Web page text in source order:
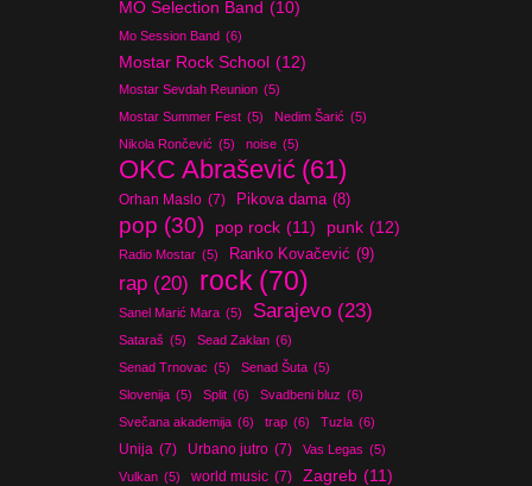
MO Selection Band (10)
Mo Session Band (6)
Mostar Rock School (12)
Mostar Sevdah Reunion (5)
Mostar Summer Fest (5) Nedim Šarić (5)
Nikola Rončević (5) noise (5)
OKC Abrašević (61)
Orhan Maslo (7) Pikova dama (8)
pop (30) pop rock (11) punk (12)
Radio Mostar (5) Ranko Kovačević (9)
rap (20) rock (70)
Sanel Marić Mara (5) Sarajevo (23)
Sataraš (5) Sead Zaklan (6)
Senad Trnovac (5) Senad Šuta (5)
Slovenija (5) Split (6) Svadbeni bluz (6)
Svečana akademija (6) trap (6) Tuzla (6)
Unija (7) Urbano jutro (7) Vas Legas (5)
Vulkan (5) world music (7) Zagreb (11)